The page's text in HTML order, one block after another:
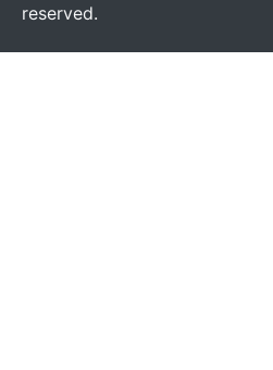
reserved.